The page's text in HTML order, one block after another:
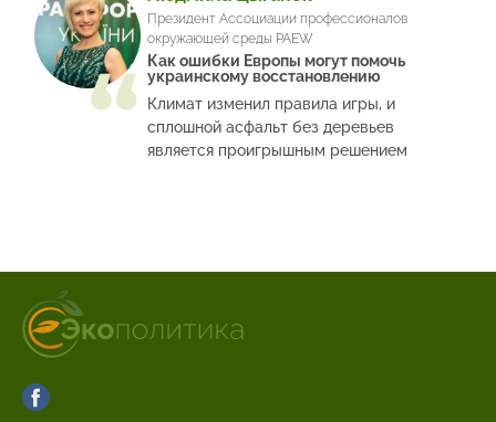
Президент Ассоциации профессионалов
окружающей среды PAEW
Как ошибки Европы могут помочь
украинскому восстановлению
Климат изменил правила игры, и
сплошной асфальт без деревьев
является проигрышным решением